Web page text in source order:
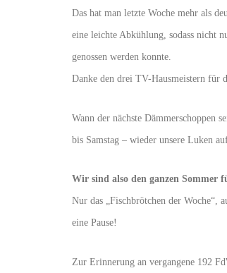
Das hat man letzte Woche mehr als
eine leichte Abkühlung, sodass nicht
genossen werden konnte.
Danke den drei TV-Hausmeistern für
Wann der nächste Dämmerschoppen
bis Samstag – wieder unsere Luken
Wir sind also den ganzen Sommer
Nur das „Fischbrötchen der Woche“,
eine Pause!
Zur Erinnerung an vergangene 192